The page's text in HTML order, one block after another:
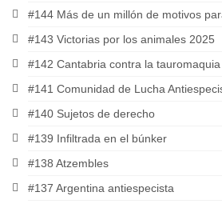
#144 Más de un millón de motivos
#143 Victorias por los animales 2025
#142 Cantabria contra la tauromaquia
#141 Comunidad de Lucha
#140 Sujetos de derecho
#139 Infiltrada en el búnker
#138 Atzembles
#137 Argentina antiespecista